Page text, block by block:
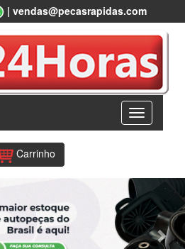
| vendas@pecasrapidas.com
Carrinho